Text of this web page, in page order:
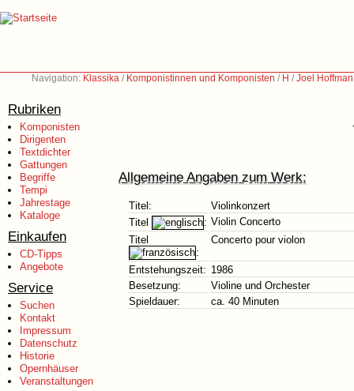
Navigation: Klassika / Komponistinnen und Komponisten / H /Joel
Rubriken
Komponisten
Dirigenten
Textdichter
Gattungen
Begriffe
Tempi
Jahrestage
Kataloge
Einkaufen
CD-Tipps
Angebote
Service
Suchen
Kontakt
Impressum
Datenschutz
Historie
Opernhäuser
Veranstaltungen
Allgemeine Angaben zum Werk:
Titel:
Violinkonzert
Titel
: Violin Concerto
Titel
:
Concerto pour violon
Entstehungszeit: 1986
Besetzung:
Violine und Orchester
Spieldauer:
ca. 40 Minuten